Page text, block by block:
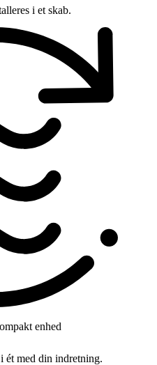
i et skab.
enhed
ét med din indretning.